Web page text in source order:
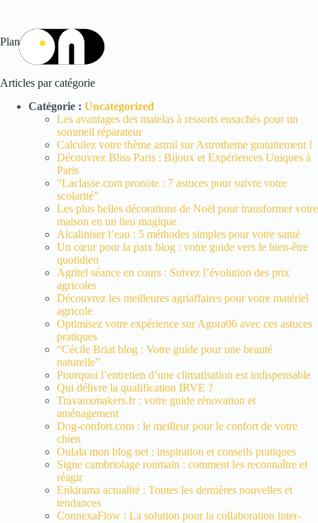
contenu
Plan du site
Articles par catégorie
Catégorie : Uncategorized
Les avantages des matelas à ressorts ensachés pour un
sommeil réparateur
Calculez votre thème astral sur Astrotheme gratuitement !
Découvrez Bliss Paris : Bijoux et Expériences Uniques à
Paris
“Laclasse.com pronote : 7 astuces pour suivre votre
scolarité”
Les plus belles décorations de Noël pour transformer votre
maison en un lieu magique
Alcaliniser l’eau : 5 méthodes simples pour votre santé
Un cœur pour la paix blog : votre guide vers le bien-être
quotidien
Agritel séance en cours : Suivez l’évolution des prix
agricoles
Découvrez les meilleures agriaffaires pour votre matériel
agricole
Optimisez votre expérience sur Agora06 avec ces astuces
pratiques
“Cécile Briat blog : Votre guide pour une beauté
naturelle”
Pourquoi l’entretien d’une climatisation est indispensable
Qui délivre la qualification IRVE ?
Travauxmakers.fr : votre guide rénovation et
aménagement
Dog-confort.com : le meilleur pour le confort de votre
chien
Oulala mon blog net : inspiration et conseils pratiques
Signe cambriolage roumain : comment les reconnaître et
réagir
Enkirama actualité : Toutes les dernières nouvelles et
tendances
ConnexaFlow : La solution pour la collaboration inter-